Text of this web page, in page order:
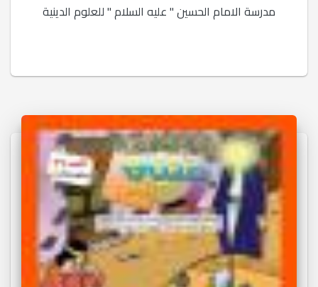
مدرسة الامام الحسين " عليه السلام " للعلوم الدينية